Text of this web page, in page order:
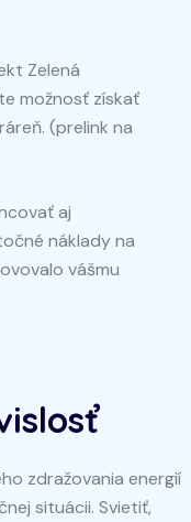
Zelená
možnosť získať
(prelink na
aj
náklady na
vášmu
zdražovania energií
situácii. Svietiť,